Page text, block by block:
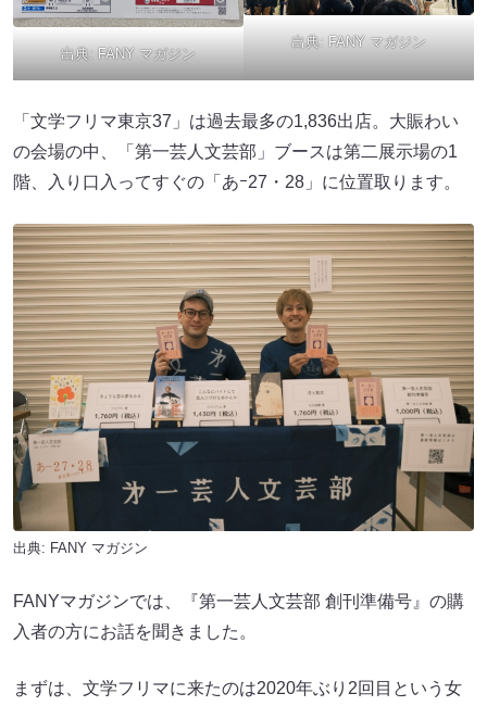
出典: FANY マガジン
出典: FANY マガジン
「文学フリマ東京37」は過去最多の1,836出店。大賑わい
の会場の中、「第一芸人文芸部」ブースは第二展示場の1
階、入り口入ってすぐの「あｰ27・28」に位置取ります。
出典: FANY マガジン
FANYマガジンでは、『第一芸人文芸部 創刊準備号』の購
入者の方にお話を聞きました。
まずは、文学フリマに来たのは2020年ぶり2回目という女